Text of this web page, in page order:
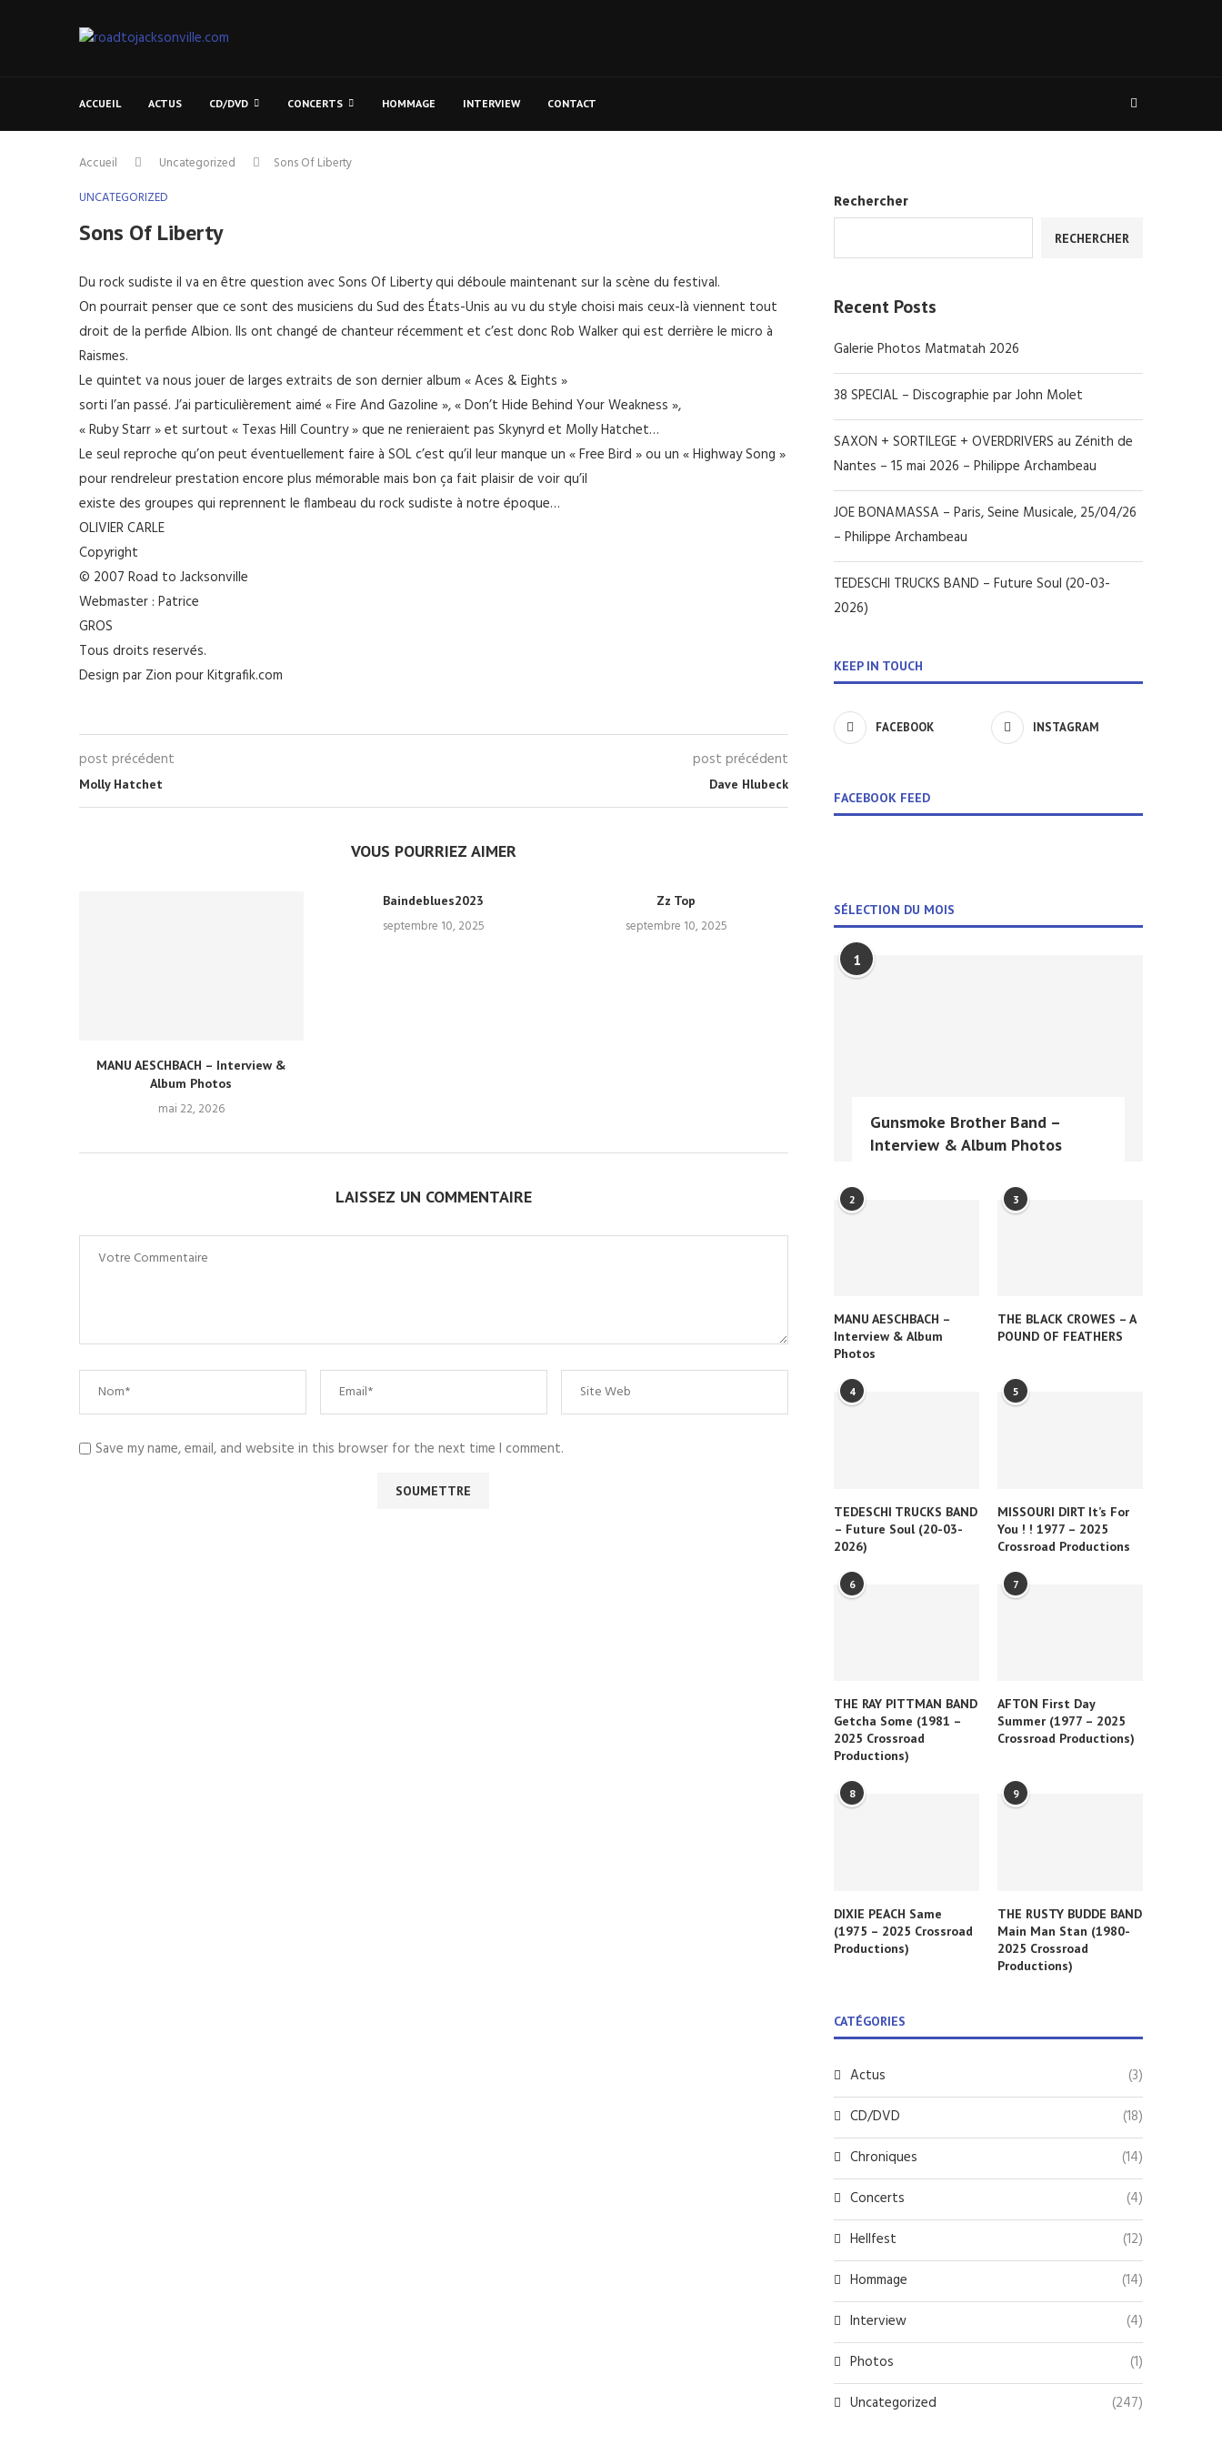
ACCUEIL ACTUS CD/DVD CONCERTS HOMMAGE INTERVIEW CONTACT
Accueil Uncategorized
Sons Of Liberty
UNCATEGORIZED
Sons Of Liberty
Du rock sudiste il va en être question avec Sons Of Liberty qui déboule maintenant sur la scène du festival.
On pourrait penser que ce sont des musiciens du Sud des États-Unis au vu du style choisi mais ceux-là viennent tout
droit de la perfide Albion. Ils ont changé de chanteur récemment et c’est donc Rob Walker qui est derrière le micro à
Raismes.
Le quintet va nous jouer de larges extraits de son dernier album « Aces & Eights »
sorti l’an passé. J’ai particulièrement aimé « Fire And Gazoline », « Don’t Hide Behind Your Weakness »,
« Ruby Starr » et surtout « Texas Hill Country » que ne renieraient pas Skynyrd et Molly Hatchet…
Le seul reproche qu’on peut éventuellement faire à SOL c’est qu’il leur manque un « Free Bird » ou un « Highway Song »
pour rendreleur prestation encore plus mémorable mais bon ça fait plaisir de voir qu’il
existe des groupes qui reprennent le flambeau du rock sudiste à notre époque…
OLIVIER CARLE
Copyright
© 2007 Road to Jacksonville
Webmaster : Patrice
GROS
Tous droits reservés.
Design par Zion pour Kitgrafik.com
post précédent
Molly Hatchet
post précédent
Dave Hlubeck
VOUS POURRIEZ AIMER
MANU AESCHBACH – Interview &
Album Photos
mai 22, 2026
Baindeblues2023
septembre 10, 2025
Zz Top
septembre 10, 2025
LAISSEZ UN COMMENTAIRE
Save my name, email, and website in this browser for the next time I comment.
Rechercher
RECHERCHER
Recent Posts
Galerie Photos Matmatah 2026
38 SPECIAL – Discographie par John Molet
SAXON + SORTILEGE + OVERDRIVERS au Zénith de
Nantes – 15 mai 2026 – Philippe Archambeau
JOE BONAMASSA – Paris, Seine Musicale, 25/04/26
– Philippe Archambeau
TEDESCHI TRUCKS BAND – Future Soul (20-03-
2026)
KEEP IN TOUCH
FACEBOOK INSTAGRAM
FACEBOOK FEED
SÉLECTION DU MOIS
1
Gunsmoke Brother Band –
Interview & Album Photos
2
MANU AESCHBACH –
Interview & Album
Photos
3
THE BLACK CROWES – A
POUND OF FEATHERS
4
TEDESCHI TRUCKS BAND
– Future Soul (20-03-
2026)
5
MISSOURI DIRT It’s For
You ! ! 1977 – 2025
Crossroad Productions
6
THE RAY PITTMAN BAND
Getcha Some (1981 –
2025 Crossroad
Productions)
7
AFTON First Day
Summer (1977 – 2025
Crossroad Productions)
8
DIXIE PEACH Same
(1975 – 2025 Crossroad
Productions)
9
THE RUSTY BUDDE BAND
Main Man Stan (1980-
2025 Crossroad
Productions)
CATÉGORIES
Actus
(3)
CD/DVD
(18)
Chroniques
(14)
Concerts
(4)
Hellfest
(12)
Hommage
(14)
Interview
(4)
Photos
(1)
Uncategorized
(247)